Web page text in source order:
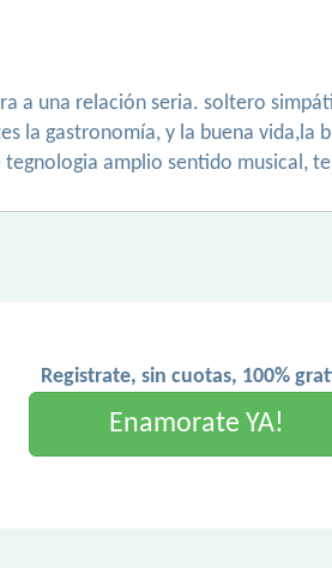
a una relación seria. soltero
la gastronomía, y la buena vida,la
amplio sentido musical,
Registrate, sin cuotas, 100%
Enamorate YA!